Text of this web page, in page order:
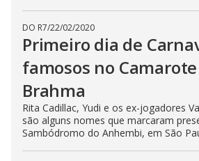
DO R7/22/02/2020
Primeiro dia de
famosos no
Brahma
Rita Cadillac, Yudi e os ex-jogadores
são alguns nomes que marcaram
Sambódromo do Anhembi, em São